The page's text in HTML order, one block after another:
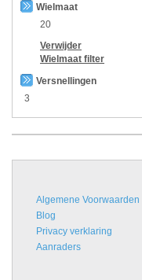
Wielmaat
20
Verwijder
Wielmaat filter
Versnellingen
3
Algemene Voorwaarden
Blog
Privacy verklaring
Aanraders